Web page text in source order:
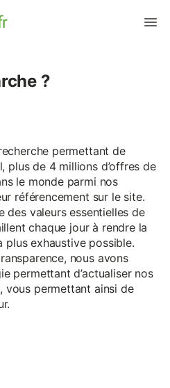
?
permettant de
plus de 4 millions d’offres de
le monde parmi nos
référencement sur le site.
des valeurs essentielles de
chaque jour à rendre la
plus exhaustive possible.
nous avons
permettant d’actualiser nos
vous permettant ainsi de